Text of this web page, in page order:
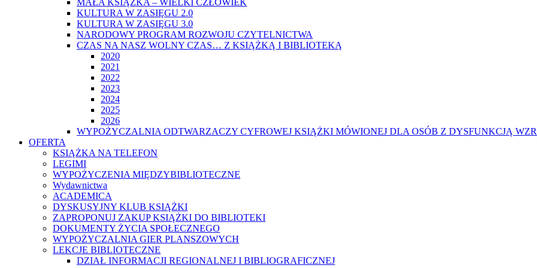
MAŁA KSIĄŻKA – WIELKI CZŁOWIEK
KULTURA W ZASIĘGU 2.0
KULTURA W ZASIĘGU 3.0
NARODOWY PROGRAM ROZWOJU CZYTELNICTWA
CZAS NA NASZ WOLNY CZAS… Z KSIĄŻKĄ I BIBLIOTEKĄ
2020
2021
2022
2023
2024
2025
2026
WYPOŻYCZALNIA ODTWARZACZY CYFROWEJ KSIĄŻKI MÓWIONEJ DLA OSÓB Z DYSFUNKCJĄ
OFERTA
KSIĄŻKA NA TELEFON
LEGIMI
WYPOŻYCZENIA MIĘDZYBIBLIOTECZNE
Wydawnictwa
ACADEMICA
DYSKUSYJNY KLUB KSIĄŻKI
ZAPROPONUJ ZAKUP KSIĄŻKI DO BIBLIOTEKI
DOKUMENTY ŻYCIA SPOŁECZNEGO
WYPOŻYCZALNIA GIER PLANSZOWYCH
LEKCJE BIBLIOTECZNE
DZIAŁ INFORMACJI REGIONALNEJ I BIBLIOGRAFICZNEJ